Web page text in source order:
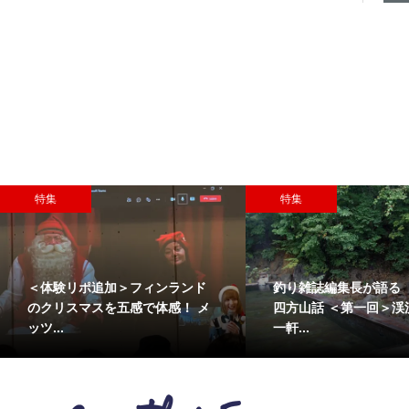
特集
＜体験リポ追加＞フィンランド
のクリスマスを五感で体感！ メ
ッツ...
特集
釣り雑誌編集長が語
四方山話 ＜第一回＞渓
一軒...